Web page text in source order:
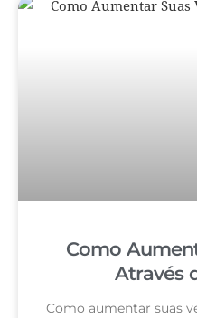
Como
Através
Como aumentar suas